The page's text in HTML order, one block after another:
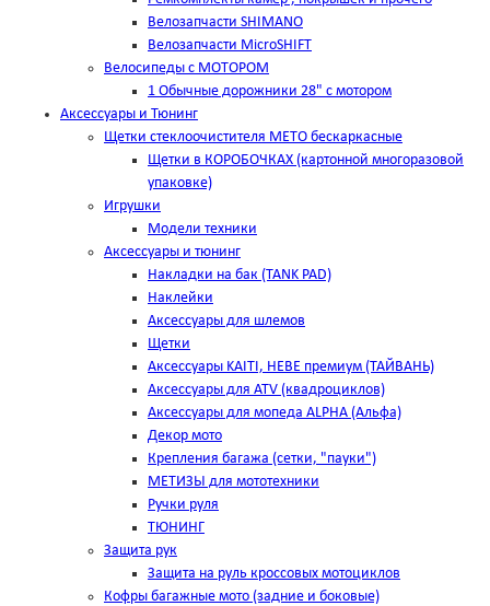
Велозапчасти SHIMANO
Велозапчасти MicroSHIFT
Велосипеды с МОТОРОМ
1 Обычные дорожники 28" с мотором
Аксессуары и Тюнинг
Щетки стеклоочистителя METO бескаркасные
Щетки в КОРОБОЧКАХ (картонной многоразовой
упаковке)
Игрушки
Модели техники
Аксессуары и тюнинг
Накладки на бак (TANK PAD)
Наклейки
Аксессуары для шлемов
Щетки
Аксессуары KAITI, HEBE премиум (ТАЙВАНЬ)
Аксессуары для ATV (квадроциклов)
Аксессуары для мопеда ALPHA (Альфа)
Декор мото
Крепления багажа (сетки, "пауки")
МЕТИЗЫ для мототехники
Ручки руля
ТЮНИНГ
Защита рук
Защита на руль кроссовых мотоциклов
Кофры багажные мото (задние и боковые)